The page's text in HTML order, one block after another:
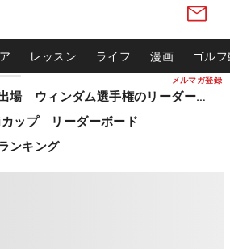
メルマガ登録
レッスン ライフ 漫画 ゴル
松山英樹ら出場 ウィンダム選手権のリーダーボード
ップ リーダーボード
ンキング